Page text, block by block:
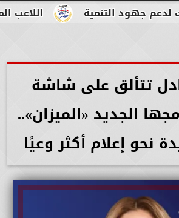
اللاعب المصري التنمية
تتألق على شاشة
الجديد «الميزان»..
نحو إعلام أكثر وعيًا